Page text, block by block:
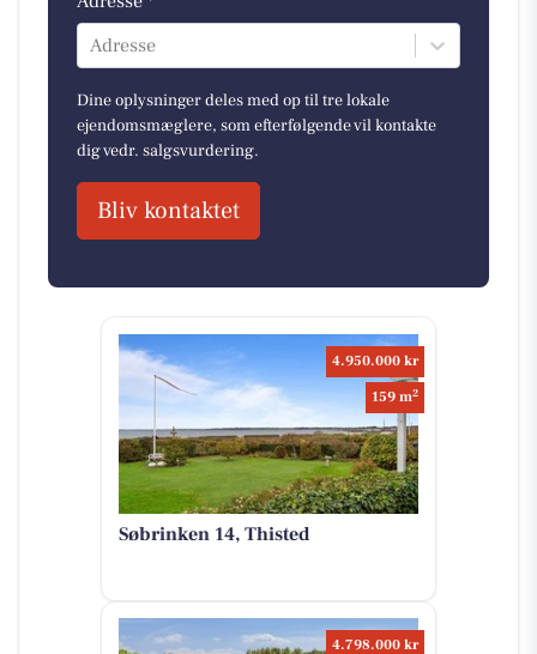
Adresse
Dine oplysninger deles med op til tre lokale
ejendomsmæglere, som efterfølgende vil kontakte
dig vedr. salgsvurdering.
Bliv kontaktet
4.950.000 kr
159 m2
Søbrinken 14, Thisted
4.798.000 kr